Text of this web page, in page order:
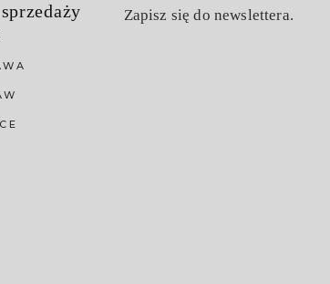
Zapisz się do newslettera.